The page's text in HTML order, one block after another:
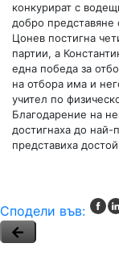
конкурират с
добро представяне
Цонев постигна
партии, а
една победа за
на отбора има и
учител по
Благодарение на
достигнаха до най-
представиха
Сподели във: